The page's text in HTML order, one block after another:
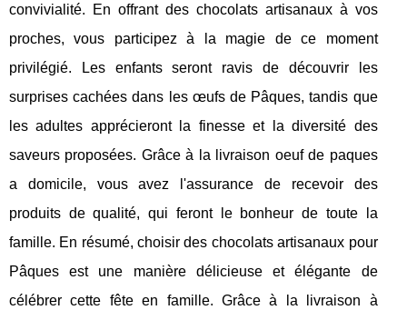
convivialité. En offrant des chocolats artisanaux à vos
proches, vous participez à la magie de ce moment
privilégié. Les enfants seront ravis de découvrir les
surprises cachées dans les œufs de Pâques, tandis que
les adultes apprécieront la finesse et la diversité des
saveurs proposées. Grâce à la livraison oeuf de paques
a domicile, vous avez l'assurance de recevoir des
produits de qualité, qui feront le bonheur de toute la
famille. En résumé, choisir des chocolats artisanaux pour
Pâques est une manière délicieuse et élégante de
célébrer cette fête en famille. Grâce à la livraison à